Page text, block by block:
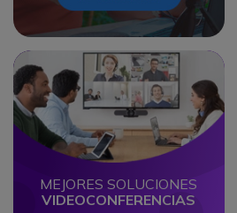
Circle
Circle
MEJORES SOLUCIONES
VIDEOCONFERENCIAS